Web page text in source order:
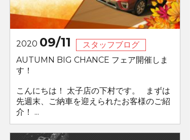
2020 09/11
スタッフブログ
AUTUMN BIG CHANCE フェア開催しま
す！
こんにちは！ 太子店の下村です。 まずは
先週末、ご納車を迎えられたお客様のご紹
介！ ...